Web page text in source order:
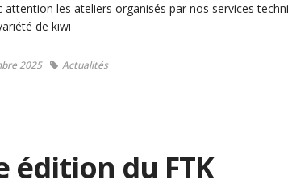
les ateliers organisés par nos services
de kiwi
2025 Actualités
édition du FTK